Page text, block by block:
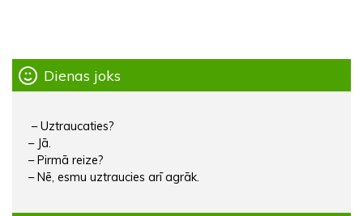
Dienas joks
– Uztraucaties?
– Jā.
– Pirmā reize?
– Nē, esmu uztraucies arī agrāk.